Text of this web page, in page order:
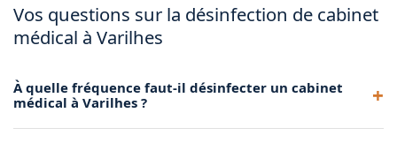
Vos questions sur la désinfection de cabinet
médical à Varilhes
À quelle fréquence faut-il désinfecter un cabinet
médical à Varilhes ?